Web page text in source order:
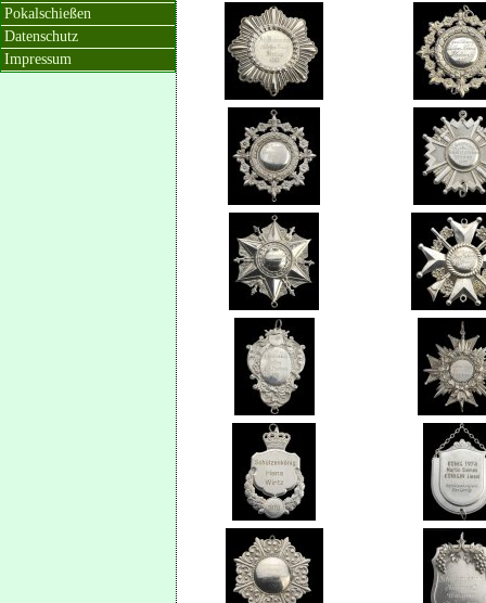
Pokalschießen
Datenschutz
Impressum